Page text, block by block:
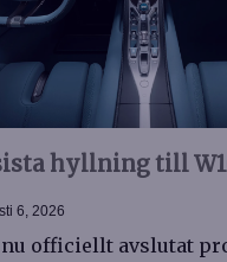
hyllning till
6, 2026
officiellt avslutat